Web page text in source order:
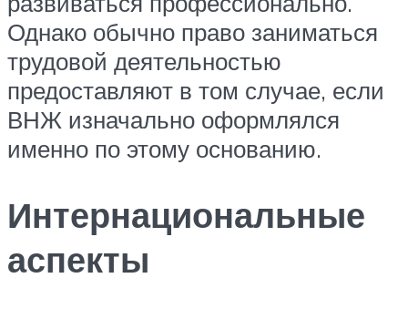
Однако обычно право заниматься
трудовой деятельностью
предоставляют в том случае, если
ВНЖ изначально оформлялся
именно по этому основанию.
Интернациональные
аспекты